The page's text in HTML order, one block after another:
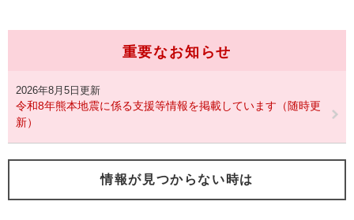
重要なお知らせ
2026年8月5日更新
令和8年熊本地震に係る支援等情報を掲載しています（随時更
新）
情報が見つからない時は